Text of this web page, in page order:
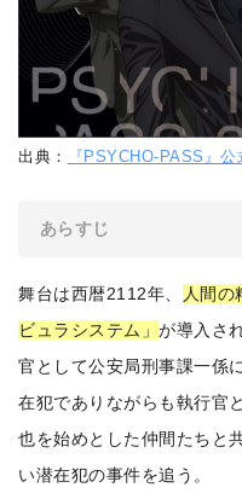
出典： 『PSYCHO-PASS』
あらすじ
舞台は西暦2112年、
人間の
ビュラシステム」が導入さ
官として公安局刑事課一係
在犯でありながらも執行官
也を始めとした仲間たちと
い潜在犯の事件を追う。